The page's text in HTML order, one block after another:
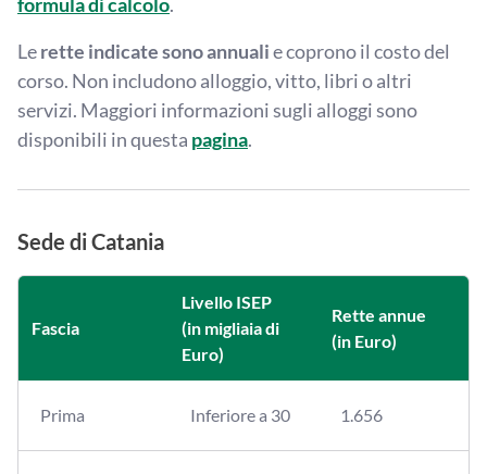
Lerette indicate sono annualie coprono il costo del
corso. Non includono alloggio, vitto, libri o altri
servizi. Maggiori informazioni sugli alloggi sono
disponibili in questa pagina.
Sede di Catania
Fascia
Livello ISEP
(in migliaia di
Euro)
Rette annue
(in Euro)
Prima Inferiore a 30 1.656